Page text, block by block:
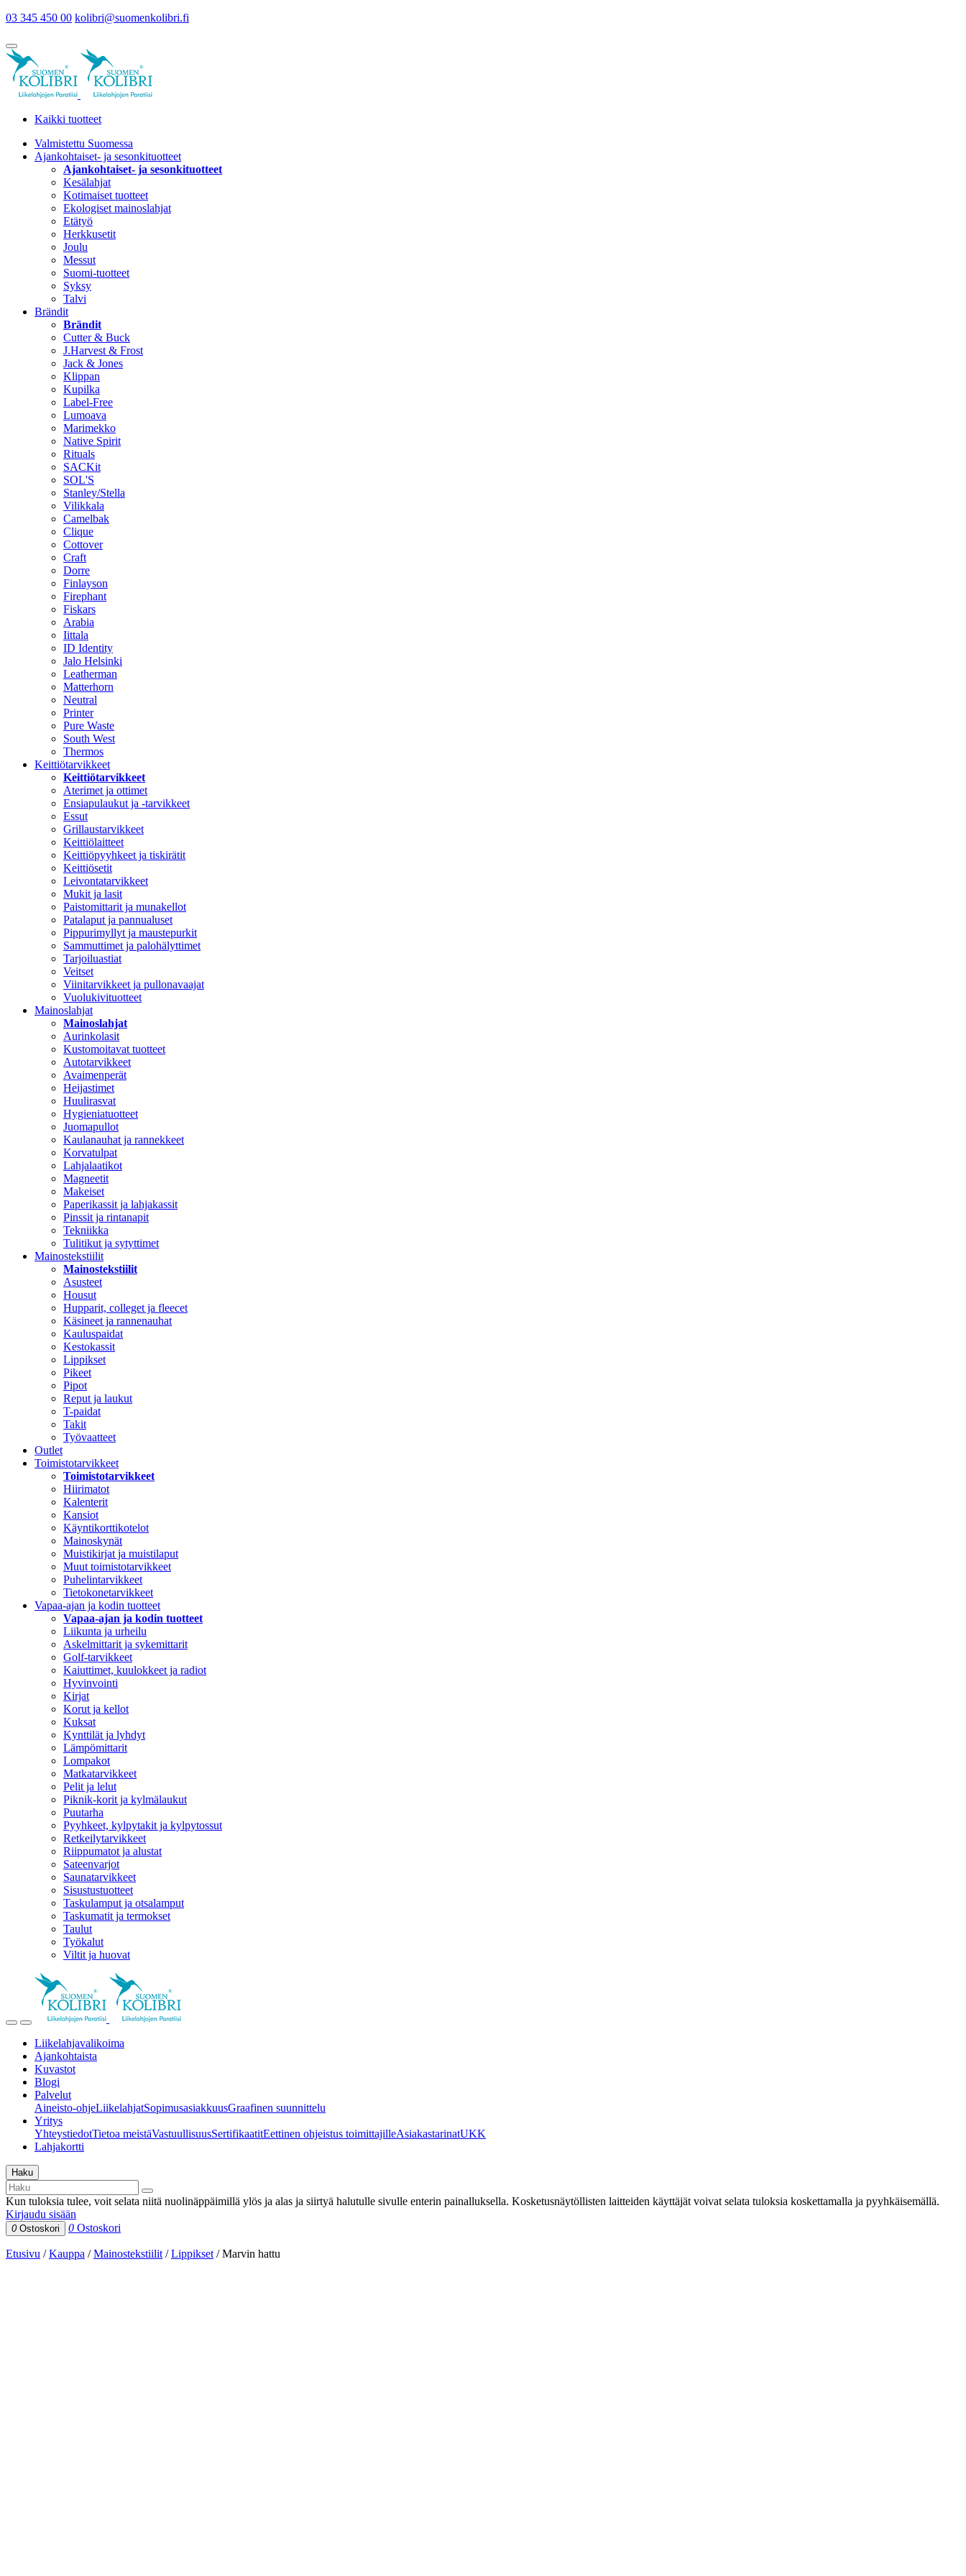
03 345 450 00 kolibri@suomenkolibri.fi
Kaikki tuotteet
Valmistettu Suomessa
Ajankohtaiset- ja sesonkituotteet
Ajankohtaiset- ja sesonkituotteet
Kesälahjat
Kotimaiset tuotteet
Ekologiset mainoslahjat
Etätyö
Herkkusetit
Joulu
Messut
Suomi-tuotteet
Syksy
Talvi
Brändit
Brändit
Cutter & Buck
J.Harvest & Frost
Jack & Jones
Klippan
Kupilka
Label-Free
Lumoava
Marimekko
Native Spirit
Rituals
SACKit
SOL'S
Stanley/Stella
Vilikkala
Camelbak
Clique
Cottover
Craft
Dorre
Finlayson
Firephant
Fiskars
Arabia
Iittala
ID Identity
Jalo Helsinki
Leatherman
Matterhorn
Neutral
Printer
Pure Waste
South West
Thermos
Keittiötarvikkeet
Keittiötarvikkeet
Aterimet ja ottimet
Ensiapulaukut ja -tarvikkeet
Essut
Grillaustarvikkeet
Keittiölaitteet
Keittiöpyyhkeet ja tiskirätit
Keittiösetit
Leivontatarvikkeet
Mukit ja lasit
Paistomittarit ja munakellot
Patalaput ja pannualuset
Pippurimyllyt ja maustepurkit
Sammuttimet ja palohälyttimet
Tarjoiluastiat
Veitset
Viinitarvikkeet ja pullonavaajat
Vuolukivituotteet
Mainoslahjat
Mainoslahjat
Aurinkolasit
Kustomoitavat tuotteet
Autotarvikkeet
Avaimenperät
Heijastimet
Huulirasvat
Hygieniatuotteet
Juomapullot
Kaulanauhat ja rannekkeet
Korvatulpat
Lahjalaatikot
Magneetit
Makeiset
Paperikassit ja lahjakassit
Pinssit ja rintanapit
Tekniikka
Tulitikut ja sytyttimet
Mainostekstiilit
Mainostekstiilit
Asusteet
Housut
Hupparit, colleget ja fleecet
Käsineet ja rannenauhat
Kauluspaidat
Kestokassit
Lippikset
Pikeet
Pipot
Reput ja laukut
T-paidat
Takit
Työvaatteet
Outlet
Toimistotarvikkeet
Toimistotarvikkeet
Hiirimatot
Kalenterit
Kansiot
Käyntikorttikotelot
Mainoskynät
Muistikirjat ja muistilaput
Muut toimistotarvikkeet
Puhelintarvikkeet
Tietokonetarvikkeet
Vapaa-ajan ja kodin tuotteet
Vapaa-ajan ja kodin tuotteet
Liikunta ja urheilu
Askelmittarit ja sykemittarit
Golf-tarvikkeet
Kaiuttimet, kuulokkeet ja radiot
Hyvinvointi
Kirjat
Korut ja kellot
Kuksat
Kynttilät ja lyhdyt
Lämpömittarit
Lompakot
Matkatarvikkeet
Pelit ja lelut
Piknik-korit ja kylmälaukut
Puutarha
Pyyhkeet, kylpytakit ja kylpytossut
Retkeilytarvikkeet
Riippumatot ja alustat
Sateenvarjot
Saunatarvikkeet
Sisustustuotteet
Taskulamput ja otsalamput
Taskumatit ja termokset
Taulut
Työkalut
Viltit ja huovat
Liikelahjavalikoima
Ajankohtaista
Kuvastot
Blogi
Palvelut
Aineisto-ohjeLiikelahjatSopimusasiakkuusGraafinen suunnittelu
Yritys
YhteystiedotTietoa meistäVastuullisuusSertifikaatitEettinen ohjeistus toimittajilleAsiakastarinatUKK
Lahjakortti
Haku
Kun tuloksia tulee, voit selata niitä nuolinäppäimillä ylös ja alas ja siirtyä halutulle sivulle enterin painalluksella. Kosketusnäytöllisten laitteiden käyttäjät voivat selata tuloksia koskettamalla ja pyyhkäisemällä.
Kirjaudu sisään
0 Ostoskori 0 Ostoskori
Etusivu /Kauppa /Mainostekstiilit /Lippikset /Marvin hattu